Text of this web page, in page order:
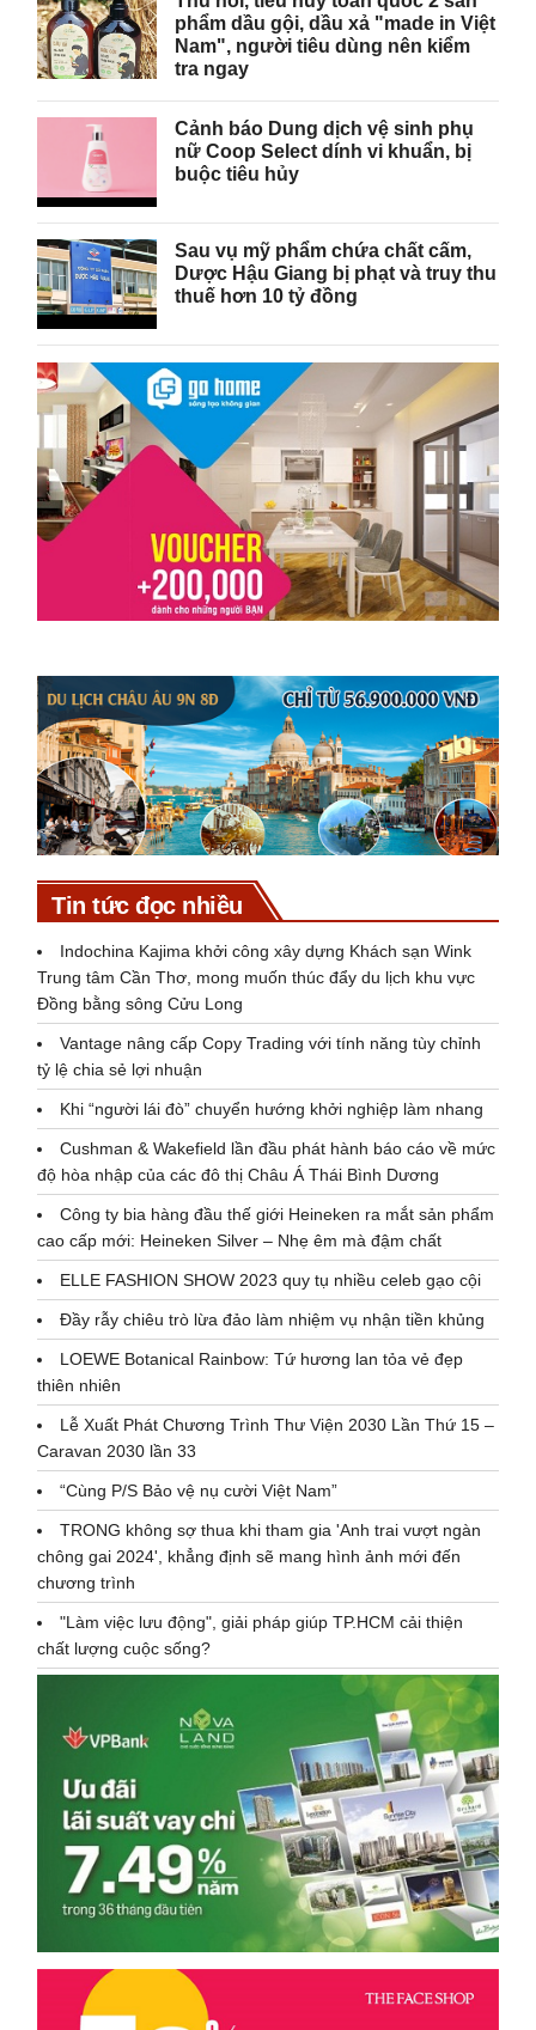
phẩm dầu gội, dầu xả "made in Việt
Nam", người tiêu dùng nên kiểm
tra ngay
Cảnh báo Dung dịch vệ sinh phụ
nữ Coop Select dính vi khuẩn, bị
buộc tiêu hủy
Sau vụ mỹ phẩm chứa chất cấm,
Dược Hậu Giang bị phạt và truy thu
thuế hơn 10 tỷ đồng
Tin tức đọc nhiều
Indochina Kajima khởi công xây dựng Khách sạn Wink
Trung tâm Cần Thơ, mong muốn thúc đẩy du lịch khu vực
Đồng bằng sông Cửu Long
Vantage nâng cấp Copy Trading với tính năng tùy chỉnh
tỷ lệ chia sẻ lợi nhuận
Khi “người lái đò” chuyển hướng khởi nghiệp làm nhang
Cushman & Wakefield lần đầu phát hành báo cáo về mức
độ hòa nhập của các đô thị Châu Á Thái Bình Dương
Công ty bia hàng đầu thế giới Heineken ra mắt sản phẩm
cao cấp mới: Heineken Silver – Nhẹ êm mà đậm chất
ELLE FASHION SHOW 2023 quy tụ nhiều celeb gạo cội
Đầy rẫy chiêu trò lừa đảo làm nhiệm vụ nhận tiền khủng
LOEWE Botanical Rainbow: Tứ hương lan tỏa vẻ đẹp
thiên nhiên
Lễ Xuất Phát Chương Trình Thư Viện 2030 Lần Thứ 15 –
Caravan 2030 lần 33
“Cùng P/S Bảo vệ nụ cười Việt Nam”
TRONG không sợ thua khi tham gia 'Anh trai vượt ngàn
chông gai 2024', khẳng định sẽ mang hình ảnh mới đến
chương trình
"Làm việc lưu động", giải pháp giúp TP.HCM cải thiện
chất lượng cuộc sống?